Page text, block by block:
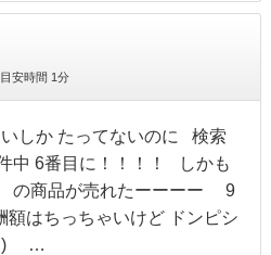
安時間 1分
しか たってないのに 検索
中 6番目に！！！！ しかも
の商品が売れたーーーー 9
ちっちゃいけど ドンピシ
…